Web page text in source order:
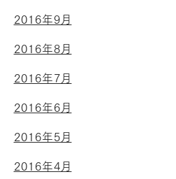
2016年9月
2016年8月
2016年7月
2016年6月
2016年5月
2016年4月